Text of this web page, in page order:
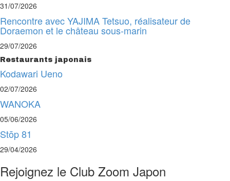
31/07/2026
Rencontre avec YAJIMA Tetsuo, réalisateur de
Doraemon et le château sous-marin
29/07/2026
Restaurants japonais
Kodawari Ueno
02/07/2026
WANOKA
05/06/2026
Stōp 81
29/04/2026
Rejoignez le Club Zoom Japon